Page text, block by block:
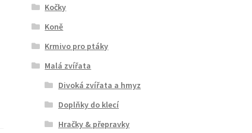
Kočky
Koně
Krmivo pro ptáky
Malá zvířata
Divoká zvířata a hmyz
Doplňky do klecí
Hračky & přepravky